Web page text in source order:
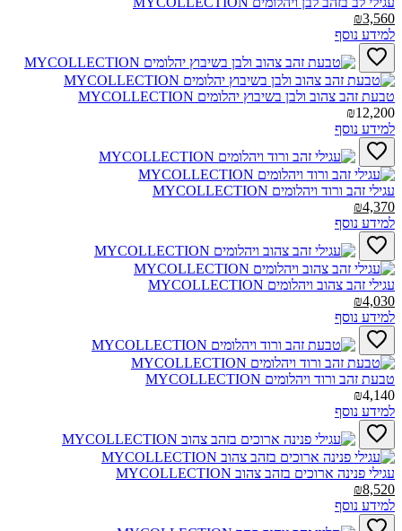
₪3,560
למידע נוסף
טבעת זהב צהוב ולבן בשיבוץ יהלומים MYCOLLECTION‎
₪12,200
למידע נוסף
עגילי זהב ורוד ויהלומים MYCOLLECTION‎
₪4,370
למידע נוסף
עגילי זהב צהוב ויהלומים MYCOLLECTION‎
₪4,030
למידע נוסף
טבעת זהב ורוד ויהלומים MYCOLLECTION‎
₪4,140
למידע נוסף
עגילי פנינה ארוכים בזהב צהוב MYCOLLECTION‎
₪8,520
למידע נוסף